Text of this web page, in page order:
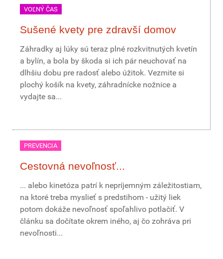
VOĽNÝ ČAS
Sušené kvety pre zdravší domov
Záhradky aj lúky sú teraz plné rozkvitnutých kvetín
a bylín, a bola by škoda si ich pár neuchovať na
dlhšiu dobu pre radosť alebo úžitok. Vezmite si
plochý košík na kvety, záhradnícke nožnice a
vydajte sa...
PREVENCIA
Cestovná nevoľnosť...
... alebo kinetóza patrí k nepríjemným záležitostiam,
na ktoré treba myslieť s predstihom - užitý liek
potom dokáže nevoľnosť spoľahlivo potlačiť. V
článku sa dočítate okrem iného, aj čo zohráva pri
nevoľnosti...